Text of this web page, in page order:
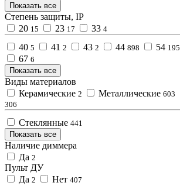
Показать все
Степень защиты, IP
20 15 23 17 33 4
40 5 41 2 43 2 44 898 54 195
67 6
Показать все
Виды материалов
Керамические 2 Металлические 603
306
Стеклянные 441
Показать все
Наличие диммера
Да 2
Пульт ДУ
Да 2 Нет 407